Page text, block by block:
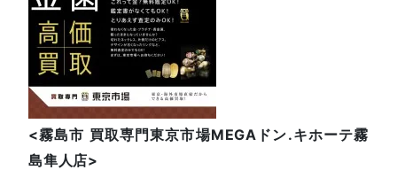
<霧島市 買取専門東京市場MEGA ドン.キホーテ霧
島隼人店>